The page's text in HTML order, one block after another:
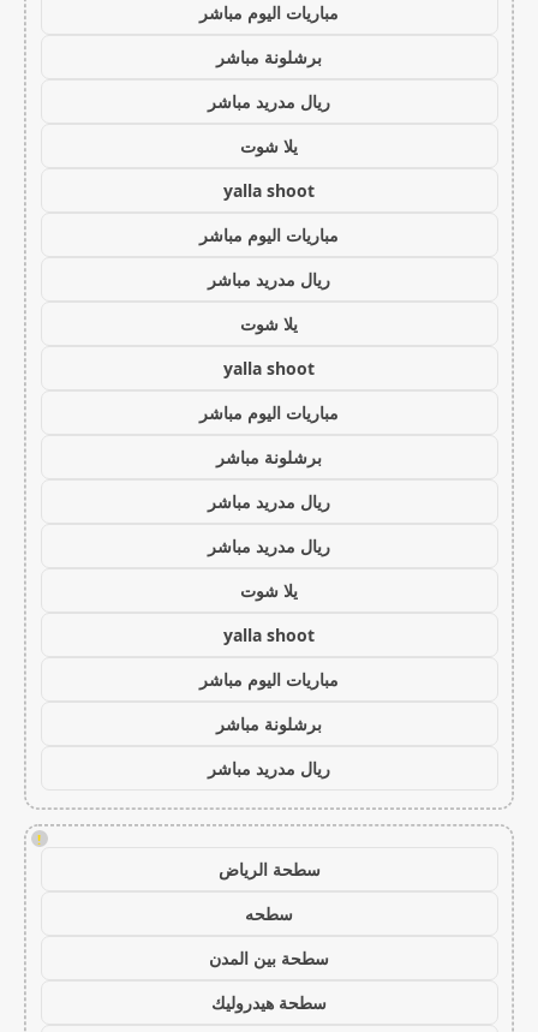
مباريات اليوم مباشر
برشلونة مباشر
ريال مدريد مباشر
يلا شوت
yalla shoot
مباريات اليوم مباشر
ريال مدريد مباشر
يلا شوت
yalla shoot
مباريات اليوم مباشر
برشلونة مباشر
ريال مدريد مباشر
ريال مدريد مباشر
يلا شوت
yalla shoot
مباريات اليوم مباشر
برشلونة مباشر
ريال مدريد مباشر
!
سطحة الرياض
سطحه
سطحة بين المدن
سطحة هيدروليك